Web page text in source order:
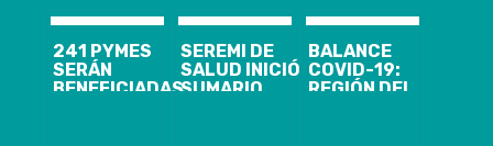
241 PYMES
SERÁN
BENEFICIADAS
SEREMI DE
SALUD INICIÓ
SUMARIO
BALANCE
COVID-19:
REGIÓN DEL